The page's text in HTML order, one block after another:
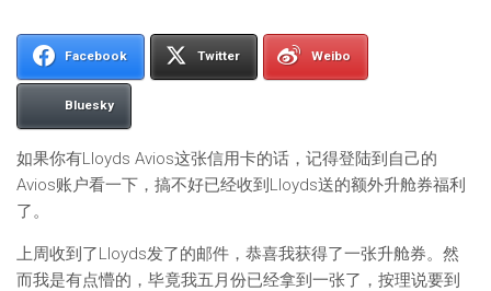
Facebook Twitter Weibo
Bluesky
如果你有Lloyds Avios这张信用卡的话，记得登陆到自己的
Avios账户看一下，搞不好已经收到Lloyds送的额外升舱券福利
了。
上周收到了Lloyds发了的邮件，恭喜我获得了一张升舱券。然
而我是有点懵的，毕竟我五月份已经拿到一张了，按理说要到